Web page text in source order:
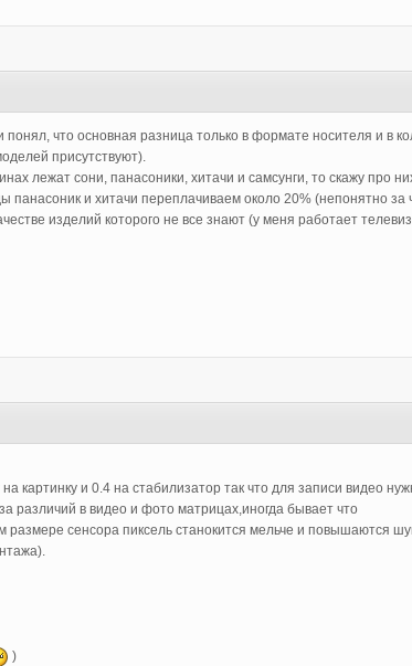
что основная разница только в формате носителя и в
присутствуют).
лежат сони, панасоники, хитачи и самсунги, то скажу про
панасоник и хитачи переплачиваем около 20% (непонятно за
изделий которого не все знают (у меня работает
картинку и 0.4 на стабилизатор так что для записи видео
различий в видео и фото матрицах,иногда бывает что
размере сенсора пиксель станокится мельче и повышаются
)